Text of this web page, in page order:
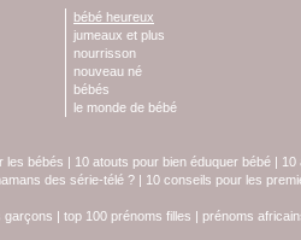
bébé heureux
jumeaux et plus
nourrisson
nouveau né
bébés
le monde de bébé
les bébés | 10 atouts pour bien éduquer bébé | 10
des série-télé ? | 10 conseils pour les
garçons | top 100 prénoms filles | prénoms